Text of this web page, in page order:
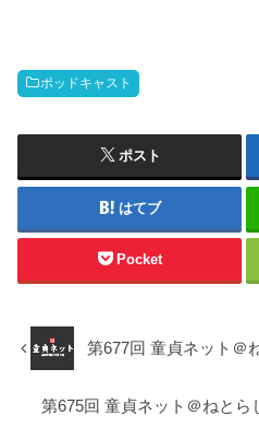
ポッドキャスト
ポスト
はてブ
Pocket
第677回 童貞ネット＠
第675回 童貞ネット＠ねとら